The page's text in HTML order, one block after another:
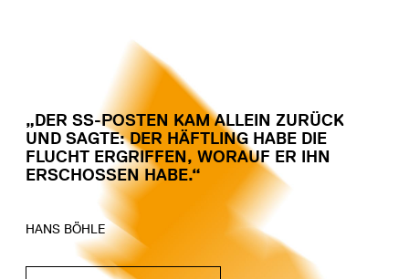
„DER SS-POSTEN KAM ALLEIN ZURÜCK
UND SAGTE: DER HÄFTLING HABE DIE
FLUCHT ERGRIFFEN, WORAUF ER IHN
ERSCHOSSEN HABE.“
HANS BÖHLE